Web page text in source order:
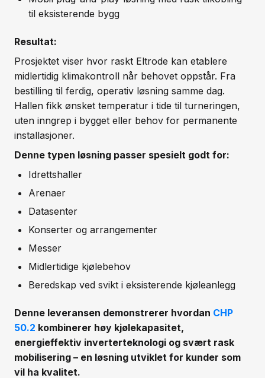
til eksisterende bygg
Resultat:
Prosjektet viser hvor raskt Eltrode kan etablere
midlertidig klimakontroll når behovet oppstår. Fra
bestilling til ferdig, operativ løsning samme dag.
Hallen fikk ønsket temperatur i tide til turneringen,
uten inngrep i bygget eller behov for permanente
installasjoner.
Denne typen løsning passer spesielt godt for:
Idrettshaller
Arenaer
Datasenter
Konserter og arrangementer
Messer
Midlertidige kjølebehov
Beredskap ved svikt i eksisterende kjøleanlegg
Denne leveransen demonstrerer hvordan CHP
50.2 kombinerer høy kjølekapasitet,
energieffektiv inverterteknologi og svært rask
mobilisering – en løsning utviklet for kunder som
vil ha kvalitet.